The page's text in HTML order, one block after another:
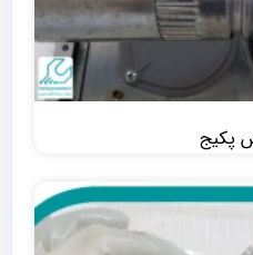
پکیج